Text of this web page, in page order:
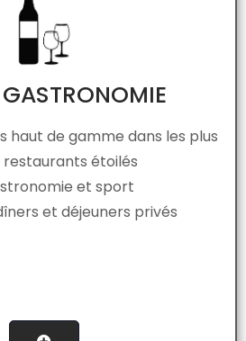
haut de gamme dans les plus
étoilés
et sport
et déjeuners privés